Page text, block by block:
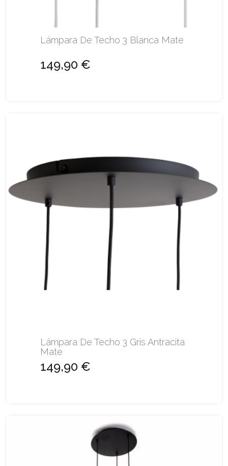
Lámpara De Techo 3 Blanca Mate
149,90 €
Lámpara De Techo 3 Gris Antracita
Mate
149,90 €